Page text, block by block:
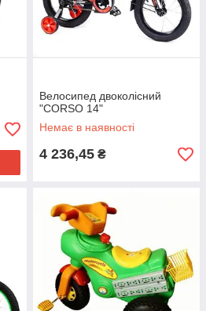
Велосипед двоколісний
"CORSO 14"
Немає в наявності
4 236,45 ₴